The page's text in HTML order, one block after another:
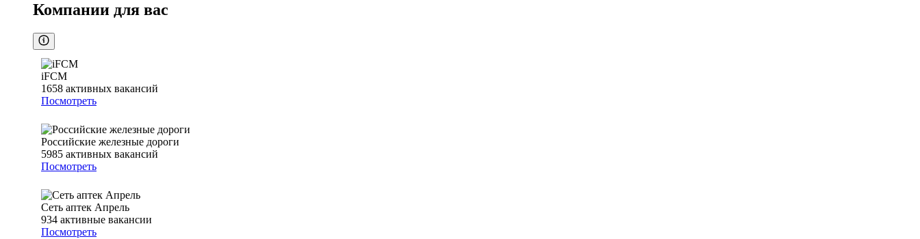
Компании для вас
iFCM
1658 активных вакансий
Посмотреть
Российские железные дороги
5985 активных вакансий
Посмотреть
Сеть аптек Апрель
934 активные вакансии
Посмотреть